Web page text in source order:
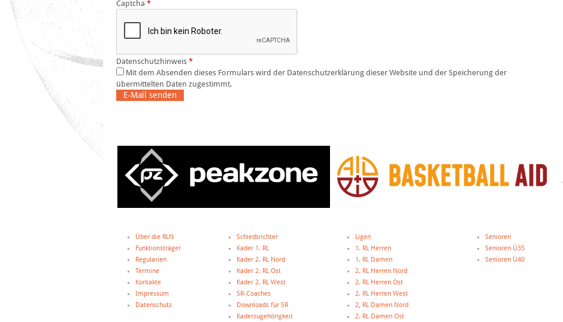
Captcha *
Datenschutzhinweis *
übermittelten Daten zugestimmt.
E-Mail senden
Über die RLN
Funktionsträger
Regularien
Termine
Kontakte
Impressum
Datenschutz
Schiedsrichter
Kader 1. RL
Kader 2. RL Nord
Kader 2. RL Ost
Kader 2. RL West
SR-Coaches
Downloads für SR
Kaderzugehörigkeit
Ligen
1. RL Herren
1. RL Damen
2. RL Herren Nord
2. RL Herren Ost
2. RL Herren West
2, RL Damen Nord
2. RL Damen Ost
Senioren
Senioren Ü35
Senioren Ü40